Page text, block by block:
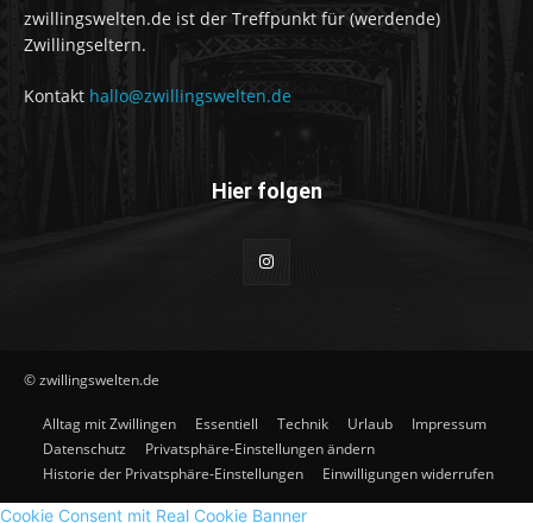
zwillingswelten.de ist der Treffpunkt für (werdende)
Zwillingseltern.
Kontakt hallo@zwillingswelten.de
Hier folgen
© zwillingswelten.de
Alltag mit Zwillingen Essentiell Technik Urlaub
Impressum
Datenschutz
Privatsphäre-Einstellungen ändern
Historie der Privatsphäre-Einstellungen
Einwilligungen widerrufen
Cookie Consent mit Real Cookie Banner